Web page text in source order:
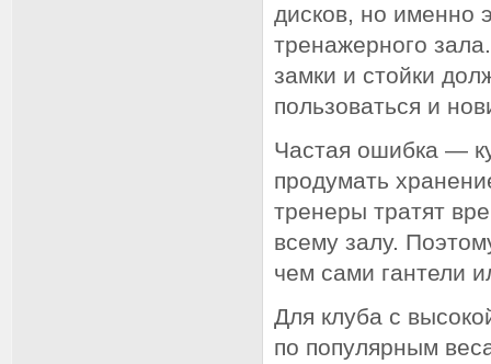
дисков, но именно
тренажерного
замки и стойки
пользоваться и
Частая ошибка —
продумать
тренеры тратят
всему залу.
чем сами гантели
Для клуба с
по популярным